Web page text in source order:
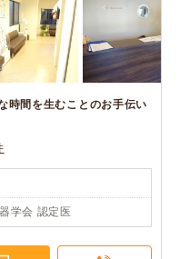
時間を生むことのお手伝い
学会 認定医